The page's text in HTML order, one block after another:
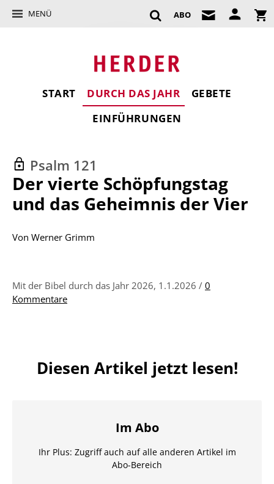
MENÜ ABO
START DURCH DAS JAHR
GEBETE
EINFÜHRUNGEN
Psalm 121
:
Der vierte Schöpfungstag
und das Geheimnis der Vier
Von Werner Grimm
Mit der Bibel durch das Jahr 2026, 1.1.2026 / 0
Kommentare
Diesen Artikel jetzt lesen!
Im Abo
Ihr Plus: Zugriff auch auf alle anderen Artikel im
Abo-Bereich